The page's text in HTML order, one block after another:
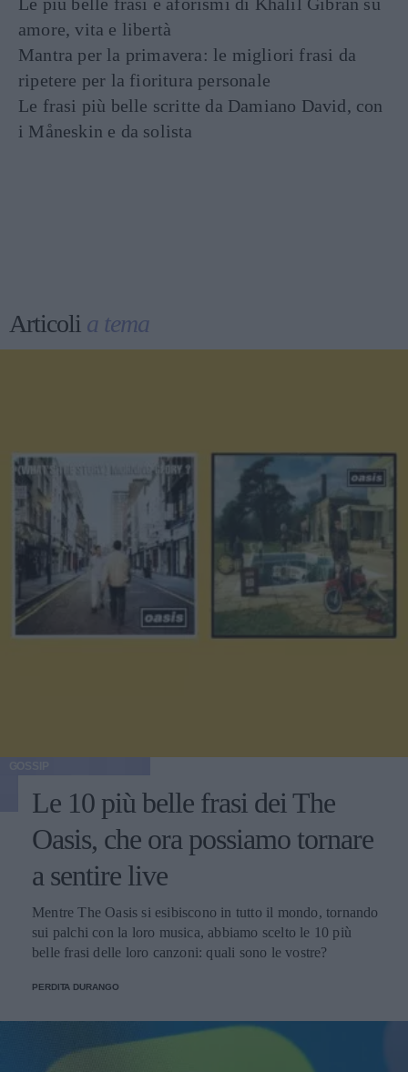
amore, vita e libertà
Mantra per la primavera: le migliori frasi da
ripetere per la fioritura personale
Le frasi più belle scritte da Damiano David, con
i Måneskin e da solista
Articoli a tema
Le 10 più belle frasi dei The
Oasis, che ora possiamo tornare
a sentire live
Mentre The Oasis si esibiscono in tutto il mondo, tornando
sui palchi con la loro musica, abbiamo scelto le 10 più
belle frasi delle loro canzoni: quali sono le vostre?
PERDITA DURANGO